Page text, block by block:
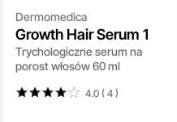
Dermomedica
Growth Hair Serum 1
Trychologiczne serum na
porost włosów 60 ml
4.0 ( 4)